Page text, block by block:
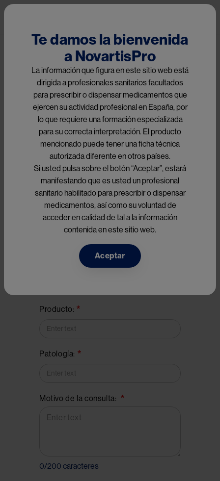
Pasar al contenido principal
Artículos de interés |
Sugerencias
¿Necesitas Información
Bibliográfica? Por favor, rellena los
campos siguientes para solicitarla:
Nombre y apellidos:
(Incluir primer y segundo apellido)
Producto:
Patología:
Motivo de la consulta:
0/200 caracteres
Te damos la bienvenida
a NovartisPro
La información que figura en este sitio web está
dirigida a profesionales sanitarios facultados
para prescribir o dispensar medicamentos que
ejercen su actividad profesional en España, por
lo que requiere una formación especializada
para su correcta interpretación. El producto
mencionado puede tener una ficha técnica
autorizada diferente en otros países.
Si usted pulsa sobre el botón “Aceptar”, estará
manifestando que es usted un profesional
sanitario habilitado para prescribir o dispensar
medicamentos, así como su voluntad de
acceder en calidad de tal a la información
contenida en este sitio web.
Aceptar